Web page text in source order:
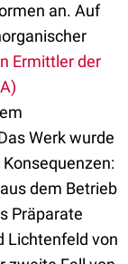
an. Auf
Ermittler der
Werk wurde
dem Betrieb
Präparate
Lichtenfeld von